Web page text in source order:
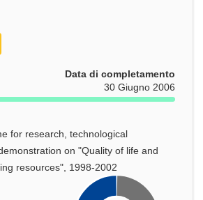
Data di completamento
30 Giugno 2006
for research, technological
on "Quality of life and
resources", 1998-2002